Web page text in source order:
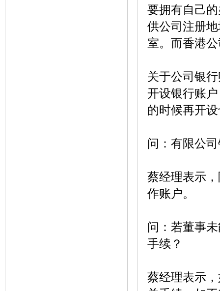
要拥有自己
供公司注册
室。而香港
关于公司银
开设银行账
的时候再开
问：有限公
蔡经理表示
作账户。
问：若董事
手续？
蔡经理表示